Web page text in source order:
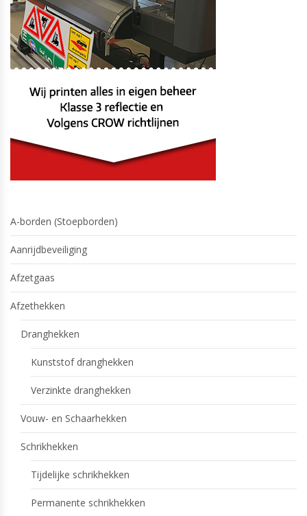
A-borden (Stoepborden)
Aanrijdbeveiliging
Afzetgaas
Afzethekken
Dranghekken
Kunststof dranghekken
Verzinkte dranghekken
Vouw- en Schaarhekken
Schrikhekken
Tijdelijke schrikhekken
Permanente schrikhekken